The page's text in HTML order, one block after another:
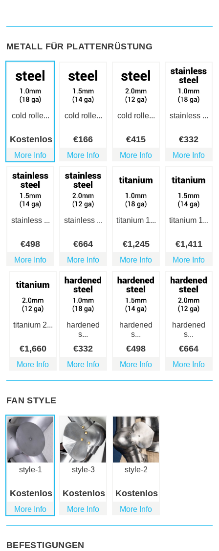
METALL FÜR PLATTENRÜSTUNG
cold rolle...
Kostenlos
More Info
cold rolle...
€166
More Info
cold rolle...
€415
More Info
stainless ...
€332
More Info
stainless ...
€498
More Info
stainless ...
€664
More Info
titanium 1...
€1,245
More Info
titanium 1...
€1,411
More Info
titanium 2...
€1,660
More Info
hardened
s...
€332
More Info
hardened
s...
€498
More Info
hardened
s...
€664
More Info
FAN STYLE
style-1
Kostenlos
More Info
style-3
Kostenlos
More Info
style-2
Kostenlos
More Info
BEFESTIGUNGEN